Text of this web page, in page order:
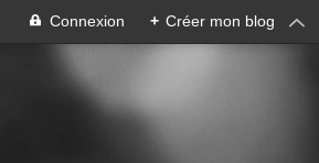
Connexion + Créer mon blog